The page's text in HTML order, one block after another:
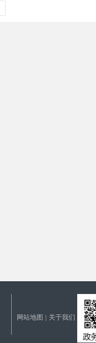
网站地图 | 关于我们